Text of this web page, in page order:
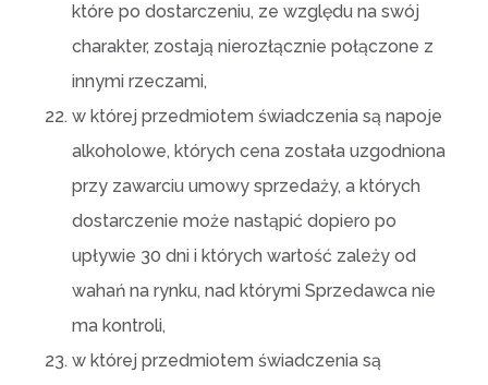
które po dostarczeniu, ze względu na swój
charakter, zostają nierozłącznie połączone z
innymi rzeczami,
w której przedmiotem świadczenia są napoje
alkoholowe, których cena została uzgodniona
przy zawarciu umowy sprzedaży, a których
dostarczenie może nastąpić dopiero po
upływie 30 dni i których wartość zależy od
wahań na rynku, nad którymi Sprzedawca nie
ma kontroli,
w której przedmiotem świadczenia są